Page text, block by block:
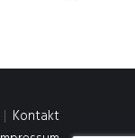
Kontakt